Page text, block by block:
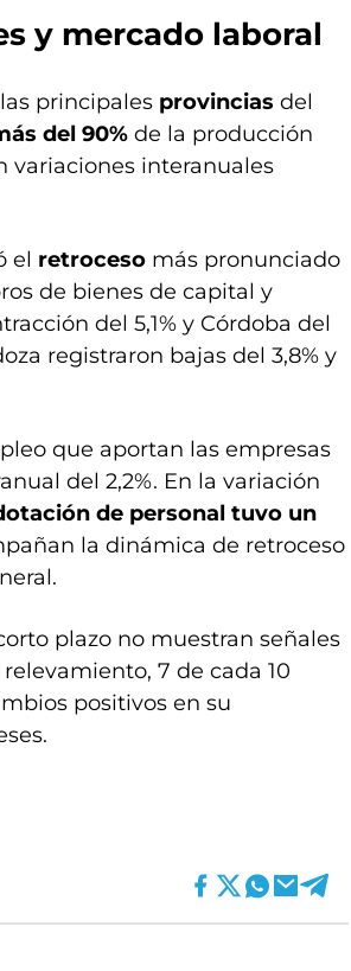
y mercado laboral
principales provincias del
del 90% de la producción
variaciones interanuales
el retroceso más pronunciado
de bienes de capital y
del 5,1% y Córdoba del
registraron bajas del 3,8% y
que aportan las empresas
del 2,2%. En la variación
de personal tuvo un
la dinámica de retroceso
plazo no muestran señales
7 de cada 10
positivos en su